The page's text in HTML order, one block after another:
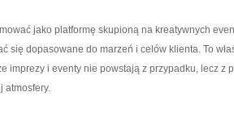
jako platformę skupioną na kreatywnych
się dopasowane do marzeń i celów klienta. To
imprezy i eventy nie powstają z przypadku, lecz z
atmosfery.